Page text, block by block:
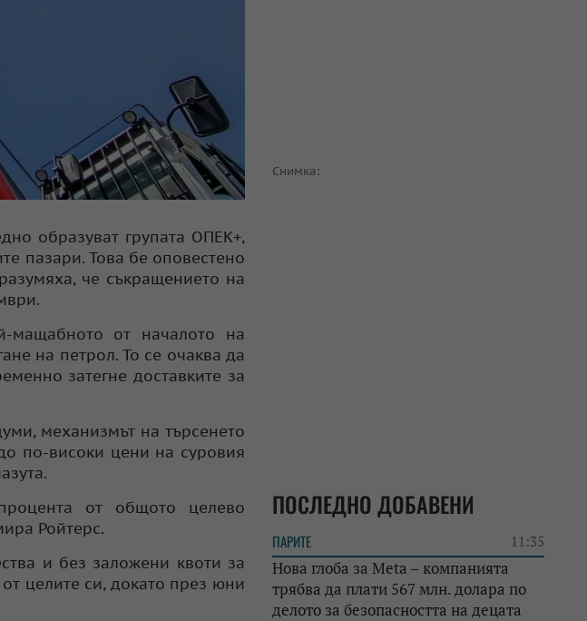
Снимка:
образуват групата ОПЕК+,
пазари. Това бе оповестено
че съкращението на
мащабното от началото на
на петрол. То се очаква да
затегне доставките за
механизмът на търсенето
по-високи цени на суровия
от общото целево
Ройтерс.
и без заложени квоти за
целите си, докато през юни
ПОСЛЕДНО ДОБАВЕНИ
ПАРИТЕ 11:35
Нова глоба за Meta – компанията
трябва да плати 567 млн. долара по
делото за безопасността на децата